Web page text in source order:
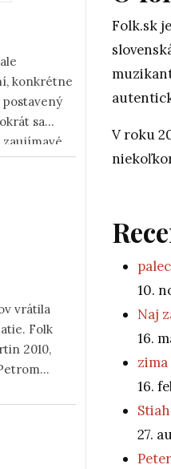
konkrétne
sa
vrátila
Folk
2010,
Folk.sk
V roku
10.
Naj
16.
zima
16.
27.
Peter